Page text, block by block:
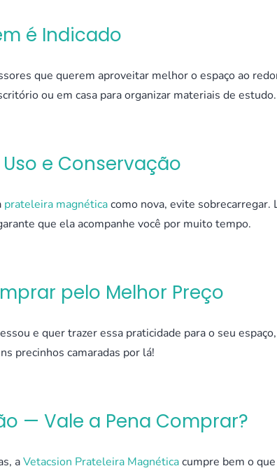
é Indicado
que querem aproveitar melhor o espaço ao
ou em casa para organizar materiais de
e Conservação
prateleira magnéticacomo nova, evite sobrecarregar.
que ela acompanhe você por muito tempo.
pelo Melhor Preço
e quer trazer essa praticidade para o seu
precinhos camaradas por lá!
— Vale a Pena Comprar?
aVetacsion Prateleira Magnéticacumpre bem o